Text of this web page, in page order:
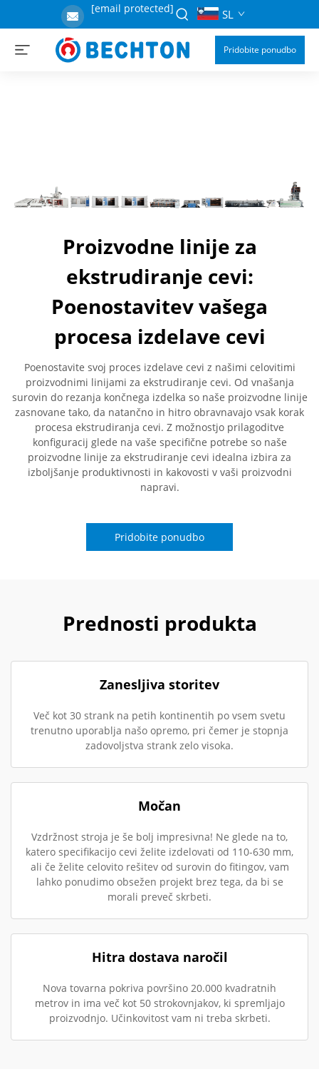
[email protected] SL
Pridobite ponudbo
Proizvodne linije za
ekstrudiranje cevi:
Poenostavitev vašega
procesa izdelave cevi
Poenostavite svoj proces izdelave cevi z našimi celovitimi
proizvodnimi linijami za ekstrudiranje cevi. Od vnašanja
surovin do rezanja končnega izdelka so naše proizvodne linije
zasnovane tako, da natančno in hitro obravnavajo vsak korak
procesa ekstrudiranja cevi. Z možnostjo prilagoditve
konfiguracij glede na vaše specifične potrebe so naše
proizvodne linije za ekstrudiranje cevi idealna izbira za
izboljšanje produktivnosti in kakovosti v vaši proizvodni
napravi.
Pridobite ponudbo
Prednosti produkta
Zanesljiva storitev
Več kot 30 strank na petih kontinentih po vsem svetu
trenutno uporablja našo opremo, pri čemer je stopnja
zadovoljstva strank zelo visoka.
Močan
Vzdržnost stroja je še bolj impresivna! Ne glede na to,
katero specifikacijo cevi želite izdelovati od 110-630 mm,
ali če želite celovito rešitev od surovin do fitingov, vam
lahko ponudimo obsežen projekt brez tega, da bi se
morali preveč skrbeti.
Hitra dostava naročil
Nova tovarna pokriva površino 20.000 kvadratnih
metrov in ima več kot 50 strokovnjakov, ki spremljajo
proizvodnjo. Učinkovitost vam ni treba skrbeti.